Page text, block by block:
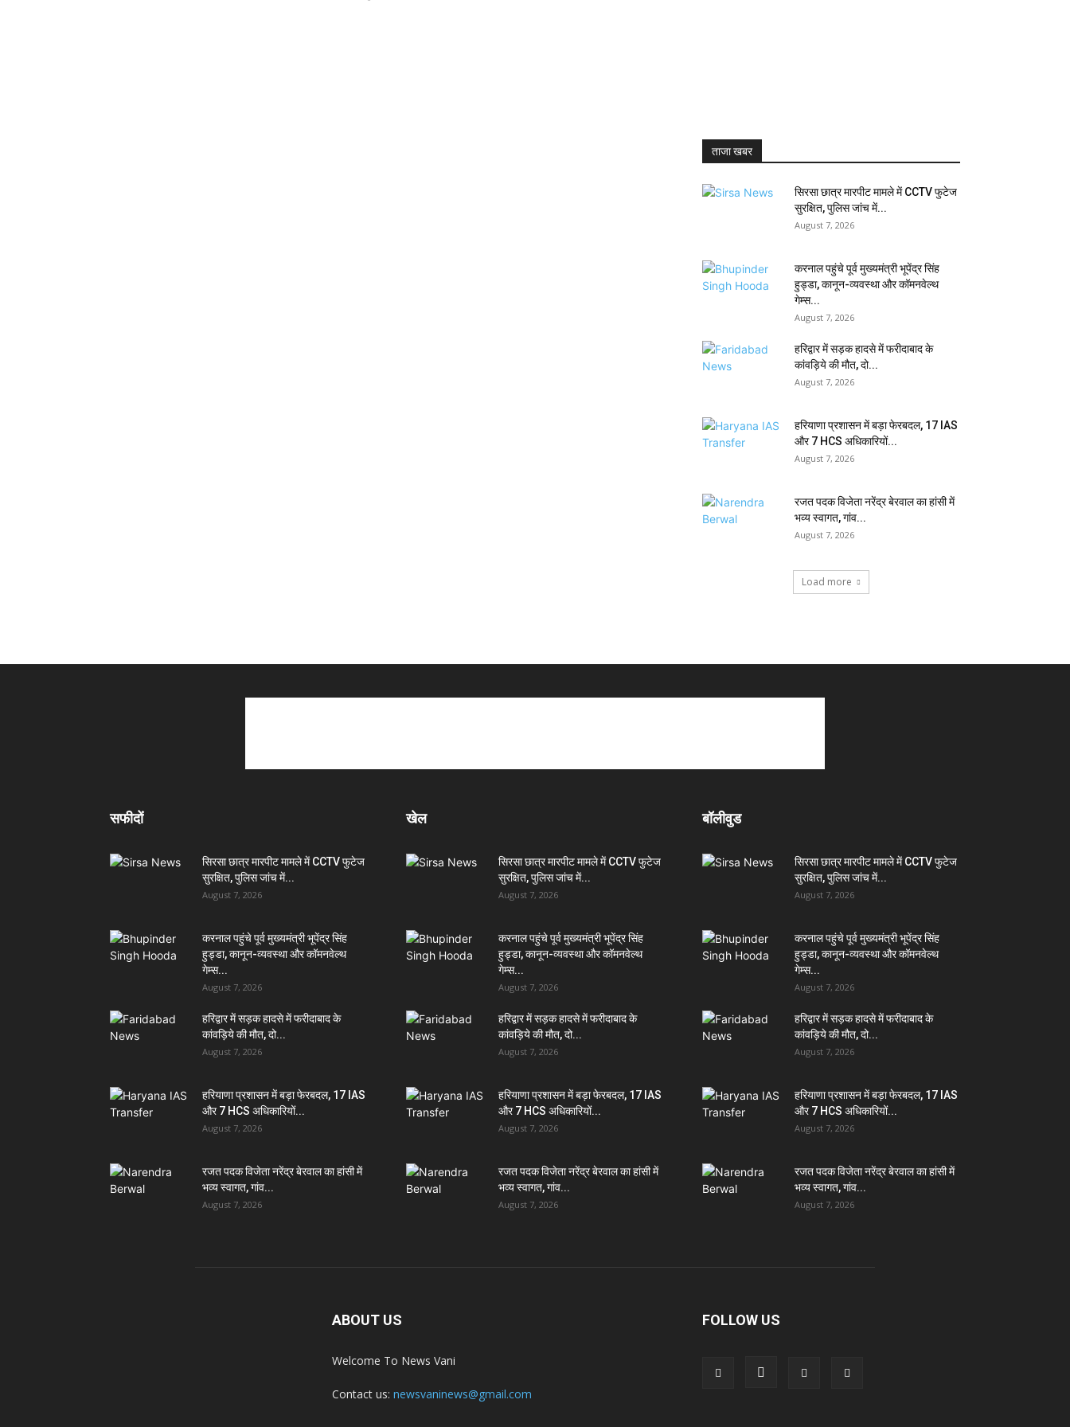
ताजा खबर
सिरसा छात्र मारपीट मामले में CCTV फुटेज
सुरक्षित, पुलिस जांच में...
August 7, 2026
करनाल पहुंचे पूर्व मुख्यमंत्री भूपेंद्र सिंह
हुड्डा, कानून-व्यवस्था और कॉमनवेल्थ
गेम्स...
August 7, 2026
हरिद्वार में सड़क हादसे में फरीदाबाद के
कांवड़िये की मौत, दो...
August 7, 2026
हरियाणा प्रशासन में बड़ा फेरबदल, 17 IAS
और 7 HCS अधिकारियों...
August 7, 2026
रजत पदक विजेता नरेंद्र बेरवाल का हांसी में
भव्य स्वागत, गांव...
August 7, 2026
Load more
सफीदों
सिरसा छात्र मारपीट मामले में CCTV फुटेज
सुरक्षित, पुलिस जांच में...
August 7, 2026
करनाल पहुंचे पूर्व मुख्यमंत्री भूपेंद्र सिंह
हुड्डा, कानून-व्यवस्था और कॉमनवेल्थ
गेम्स...
August 7, 2026
हरिद्वार में सड़क हादसे में फरीदाबाद के
कांवड़िये की मौत, दो...
August 7, 2026
हरियाणा प्रशासन में बड़ा फेरबदल, 17 IAS
और 7 HCS अधिकारियों...
August 7, 2026
रजत पदक विजेता नरेंद्र बेरवाल का हांसी में
भव्य स्वागत, गांव...
August 7, 2026
खेल
सिरसा छात्र मारपीट मामले में CCTV फुटेज
सुरक्षित, पुलिस जांच में...
August 7, 2026
करनाल पहुंचे पूर्व मुख्यमंत्री भूपेंद्र सिंह
हुड्डा, कानून-व्यवस्था और कॉमनवेल्थ
गेम्स...
August 7, 2026
हरिद्वार में सड़क हादसे में फरीदाबाद के
कांवड़िये की मौत, दो...
August 7, 2026
हरियाणा प्रशासन में बड़ा फेरबदल, 17 IAS
और 7 HCS अधिकारियों...
August 7, 2026
रजत पदक विजेता नरेंद्र बेरवाल का हांसी में
भव्य स्वागत, गांव...
August 7, 2026
बॉलीवुड
सिरसा छात्र मारपीट मामले में CCTV फुटेज
सुरक्षित, पुलिस जांच में...
August 7, 2026
करनाल पहुंचे पूर्व मुख्यमंत्री भूपेंद्र सिंह
हुड्डा, कानून-व्यवस्था और कॉमनवेल्थ
गेम्स...
August 7, 2026
हरिद्वार में सड़क हादसे में फरीदाबाद के
कांवड़िये की मौत, दो...
August 7, 2026
हरियाणा प्रशासन में बड़ा फेरबदल, 17 IAS
और 7 HCS अधिकारियों...
August 7, 2026
रजत पदक विजेता नरेंद्र बेरवाल का हांसी में
भव्य स्वागत, गांव...
August 7, 2026
ABOUT US
Welcome To News Vani
Contact us: newsvaninews@gmail.com
FOLLOW US